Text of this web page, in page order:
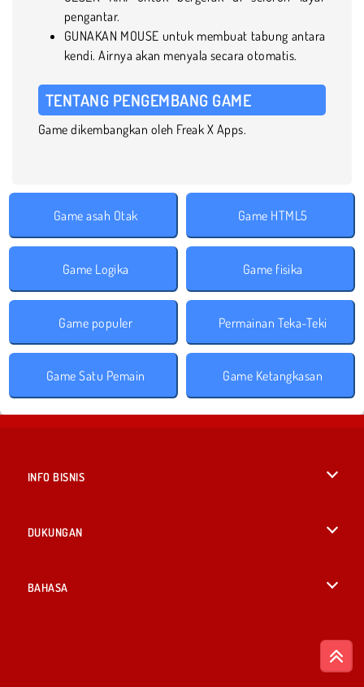
pengantar.
GUNAKAN MOUSE untuk membuat tabung antara
kendi. Airnya akan menyala secara otomatis.
TENTANG PENGEMBANG GAME
Game dikembangkan oleh Freak X Apps.
Game asah Otak Game HTML5
Game Logika Game fisika
Game populer Permainan Teka-Teki
Game Satu Pemain Game Ketangkasan
INFO BISNIS
DUKUNGAN
BAHASA